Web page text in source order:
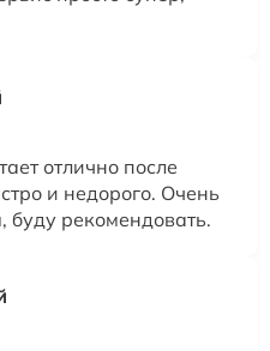
отлично после
и недорого. Очень
буду рекомендовать.